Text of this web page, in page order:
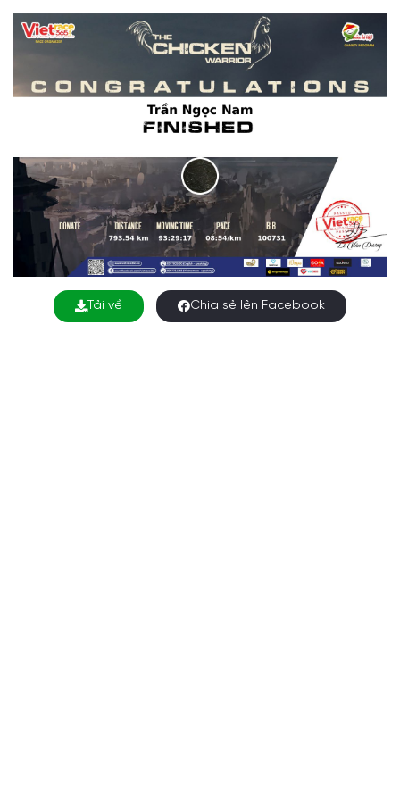
Tải về Chia sẻ lên Facebook